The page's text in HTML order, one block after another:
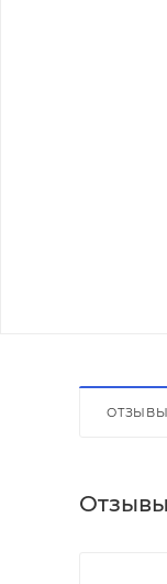
ОТЗЫВЫ
Отзывы